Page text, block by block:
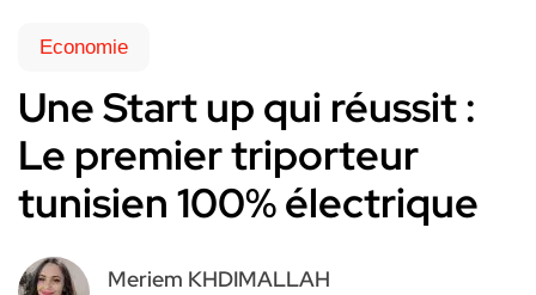
Economie
Une Start up qui réussit :
Le premier triporteur
tunisien 100% électrique
Meriem KHDIMALLAH